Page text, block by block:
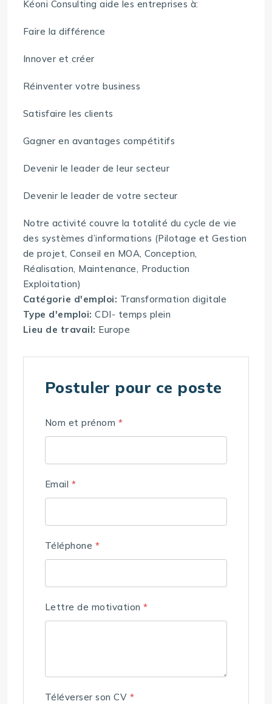
Kéoni Consulting aide les entreprises à:
Faire la différence
Innover et créer
Réinventer votre business
Satisfaire les clients
Gagner en avantages compétitifs
Devenir le leader de leur secteur
Devenir le leader de votre secteur
Notre activité couvre la totalité du cycle de vie
des systèmes d’informations (Pilotage et Gestion
de projet, Conseil en MOA, Conception,
Réalisation, Maintenance, Production
Exploitation)
Catégorie d'emploi: Transformation digitale
Type d'emploi:CDI- temps plein
Lieu de travail: Europe
Postuler pour ce poste
Nom et prénom *
Email *
Téléphone *
Lettre de motivation*
Téléverser son CV *